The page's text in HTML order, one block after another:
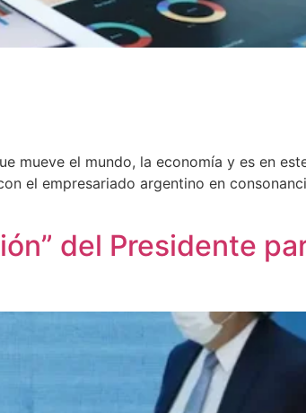
mueve el mundo, la economía y es en
el empresariado argentino en
del Presidente